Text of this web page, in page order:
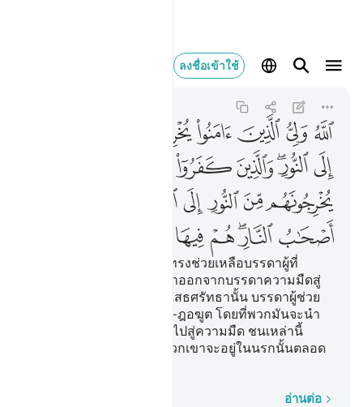
ลงชื่อเข้าใช้
ﱁ ﱂﱃﱄﱅ
ﱈﱉﱊﱋﱌ
ﱏﱐﱑﱒﱓﱔ
ﱖﱗﱘﱙﱚ
[257] และอัลลอฮฺนั้นคือผู้ทรงช่วยเหลือบรรดาผู้ที่
ศรัทธา โดยทรงนำพวกเขาออกจากบรรดาความมืดสู่
แสงสว่าง และบรรดาผู้ปฏิเสธศรัทธานั้น บรรดาผู้ช่วย
เหลือของพวกเขาก็คือ อัฎ-ฎอฆูต โดยที่พวกมันจะนำ
พวกเขาออกจากแสงสว่างไปสู่ความมืด ชนเหล่านี้
แหละคือชาวนรก โดยที่พวกเขาจะอยู่ในนรกนั้นตลอด
อ่านต่อ